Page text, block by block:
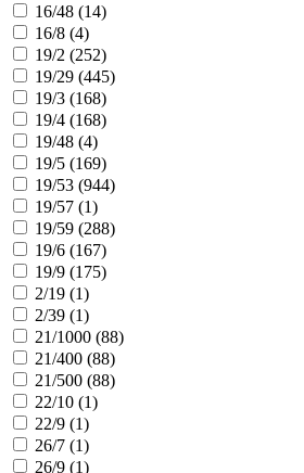
16/48 (14)
16/8 (4)
19/2 (252)
19/29 (445)
19/3 (168)
19/4 (168)
19/48 (4)
19/5 (169)
19/53 (944)
19/57 (1)
19/59 (288)
19/6 (167)
19/9 (175)
2/19 (1)
2/39 (1)
21/1000 (88)
21/400 (88)
21/500 (88)
22/10 (1)
22/9 (1)
26/7 (1)
26/9 (1)